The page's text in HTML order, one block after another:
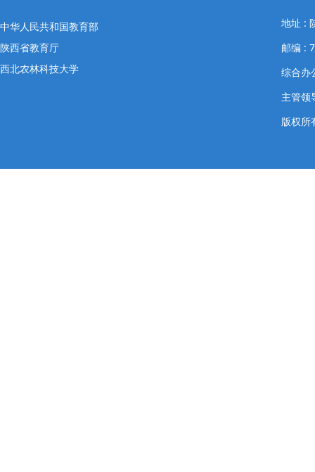
中华人民共和国教育部
陕西省教育厅
西北农林科技大学
地址 :
邮编 :
综合办
主管
版权